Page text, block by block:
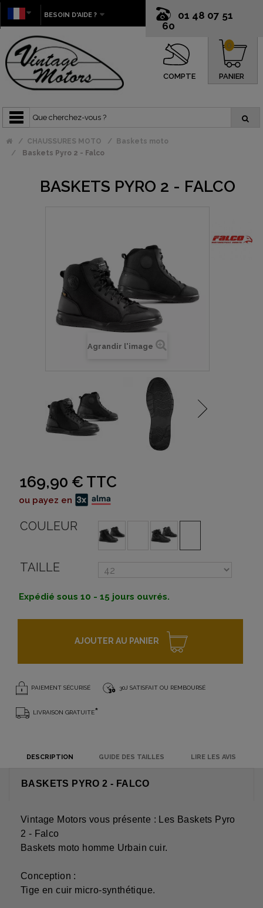
01 48 07 51
60
BESOIN D'AIDE ?
COMPTE PANIER
0
CHAUSSURES MOTO
Baskets moto
Baskets Pyro 2 - Falco
BASKETS PYRO 2 - FALCO
Agrandir l'image
169,90 € TTC
ou payez en
COULEUR
TAILLE
Expédié sous 10 - 15 jours ouvrés.
AJOUTER AU PANIER
PAIEMENT SÉCURISÉ 30J SATISFAIT OU REMBOURSÉ
LIVRAISON GRATUITE*
DESCRIPTION GUIDE DES TAILLES LIRE LES AVIS
BASKETS PYRO 2 - FALCO
Vintage Motors vous présente : Les Baskets Pyro
2 - Falco
Baskets moto homme Urbain cuir.
Conception :
Tige en cuir micro-synthétique.